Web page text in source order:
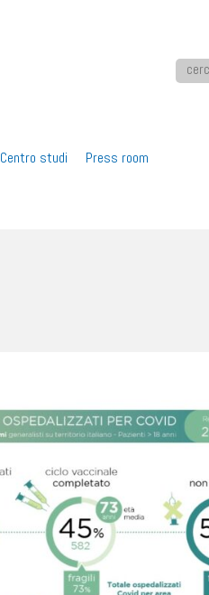
Centro studi Press room